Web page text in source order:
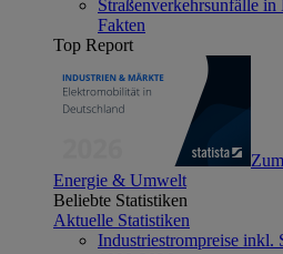
Straßenverkehrsunfälle
Fakten
Top Report
Energie & Umwelt
Beliebte Statistiken
Aktuelle Statistiken
Industriestrompreise inkl.